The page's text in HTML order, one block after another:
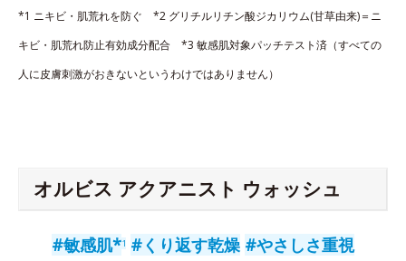
*1 ニキビ・肌荒れを防ぐ *2 グリチルリチン酸ジカリウム(甘草由来)＝ニ
キビ・肌荒れ防止有効成分配合 *3 敏感肌対象パッチテスト済（すべての
人に皮膚刺激がおきないというわけではありません）
オルビス アクアニスト ウォッシュ
#敏感肌*1 #くり返す乾燥 #やさしさ重視